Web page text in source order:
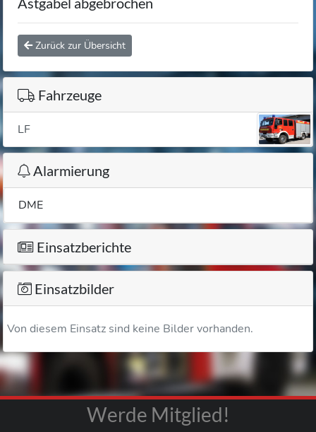
Zurück zur Übersicht
Fahrzeuge
LF
Alarmierung
DME
Einsatzberichte
Einsatzbilder
Von diesem Einsatz sind keine Bilder vorhanden.
Werde Mitglied!